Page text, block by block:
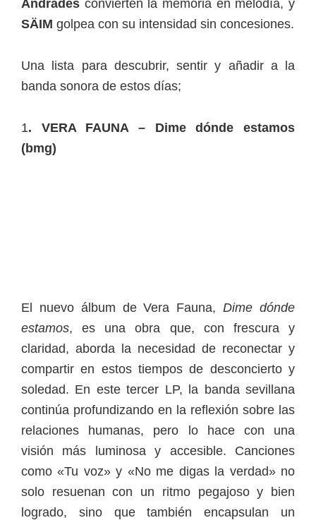
Andrades convierten la memoria en melodía, y
SÄIM golpea con su intensidad sin concesiones.
Una lista para descubrir, sentir y añadir a la
banda sonora de estos días;
1. VERA FAUNA – Dime dónde estamos
(bmg)
El nuevo álbum de Vera Fauna,Dime dónde
estamos, es una obra que, con frescura y
claridad, aborda la necesidad de reconectar y
compartir en estos tiempos de desconcierto y
soledad. En este tercer LP, la banda sevillana
continúa profundizando en la reflexión sobre las
relaciones humanas, pero lo hace con una
visión más luminosa y accesible. Canciones
como «Tu voz» y «No me digas la verdad» no
solo resuenan con un ritmo pegajoso y bien
logrado, sino que también encapsulan un